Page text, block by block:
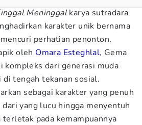
Meninggalkarya sutradara
karakter unik bernama
perhatian penonton.
oleh Omara Esteghlal, Gema
kompleks dari generasi muda
tengah tekanan sosial.
sebagai karakter yang penuh
yang lucu hingga menyentuh
terletak pada kemampuannya